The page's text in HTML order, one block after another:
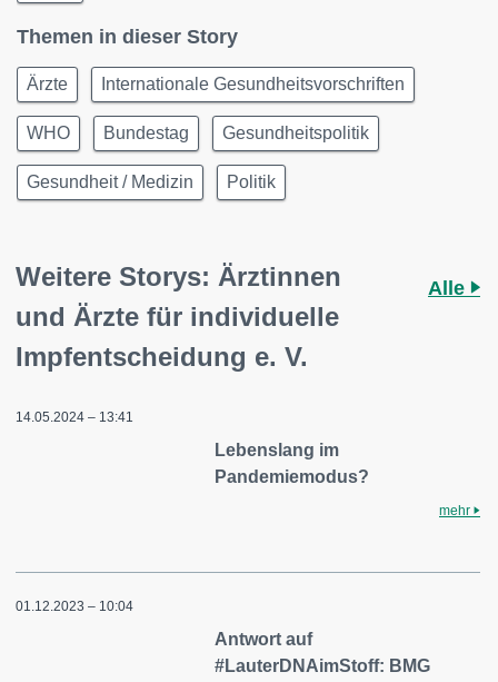
Themen in dieser Story
Ärzte Internationale Gesundheitsvorschriften
WHO Bundestag Gesundheitspolitik
Gesundheit / Medizin Politik
Weitere Storys: Ärztinnen
und Ärzte für individuelle
Impfentscheidung e. V.
Alle
14.05.2024 – 13:41
Lebenslang im
Pandemiemodus?
mehr
01.12.2023 – 10:04
Antwort auf
#LauterDNAimStoff: BMG